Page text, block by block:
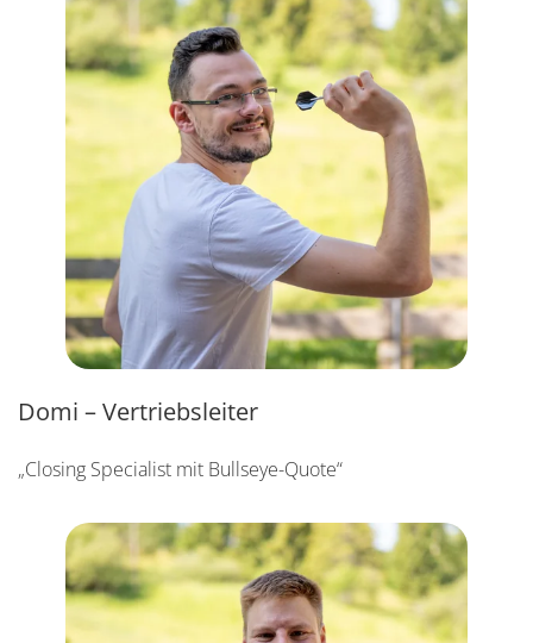
Domi – Vertriebsleiter
„Closing Specialist mit Bullseye-Quote“